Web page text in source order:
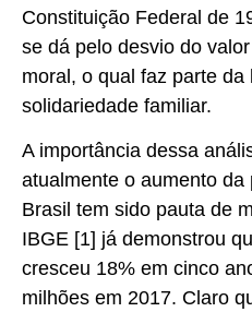
Constituição Federal de
se dá pelo desvio do
moral, o qual faz parte
solidariedade familiar.
A importância dessa
atualmente o aumento
Brasil tem sido pauta de
IBGE [1] já demonstrou
cresceu 18% em cinco
milhões em 2017. Claro